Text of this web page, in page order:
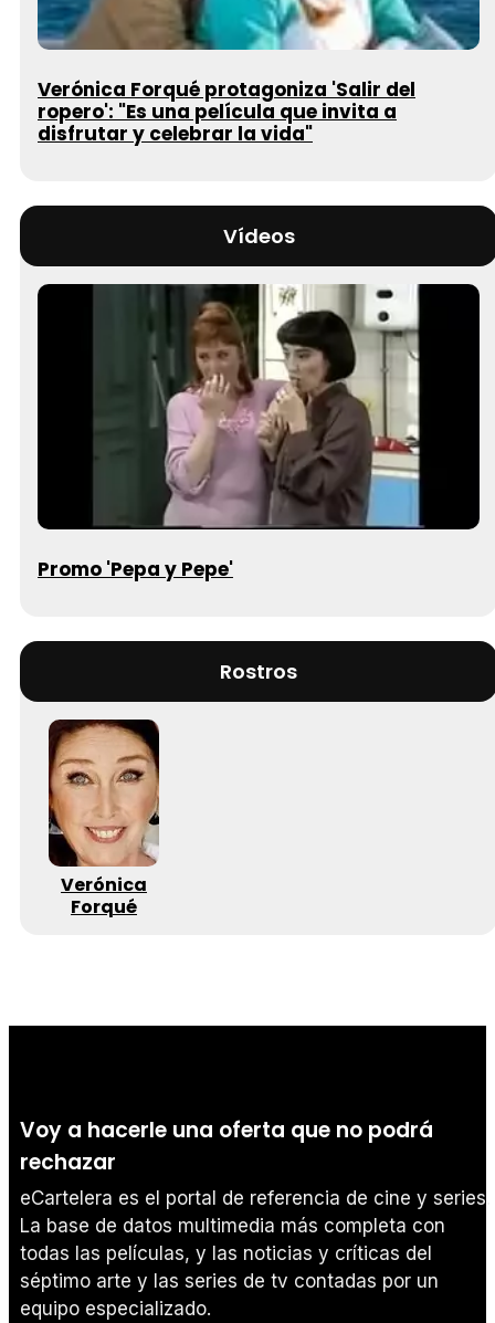
Verónica Forqué protagoniza 'Salir del
ropero': "Es una película que invita a
disfrutar y celebrar la vida"
Vídeos
Promo 'Pepa y Pepe'
Rostros
Verónica
Forqué
Voy a hacerle una oferta que no podrá
rechazar
eCartelera es el portal de referencia de cine y series.
La base de datos multimedia más completa con
todas las películas, y las noticias y críticas del
séptimo arte y las series de tv contadas por un
equipo especializado.